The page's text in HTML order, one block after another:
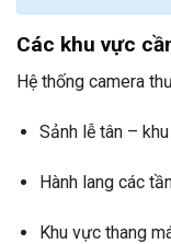
Các khu vực
Hệ thống camera
Sảnh lễ tân –
Hành lang các
Khu vực thang